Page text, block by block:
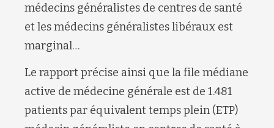
médecins généralistes de centres de santé
et les médecins généralistes libéraux est
marginal…
Le rapport précise ainsi que la file médiane
active de médecine générale est de 1.481
patients par équivalent temps plein (ETP)